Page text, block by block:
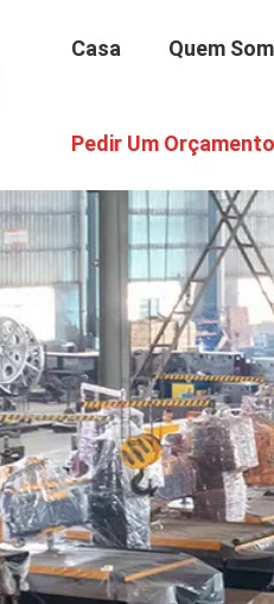
Casa Quem
Pedir Um Orçamento